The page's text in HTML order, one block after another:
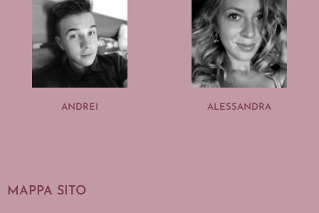
ANDREI ALESSANDRA
MAPPA SITO